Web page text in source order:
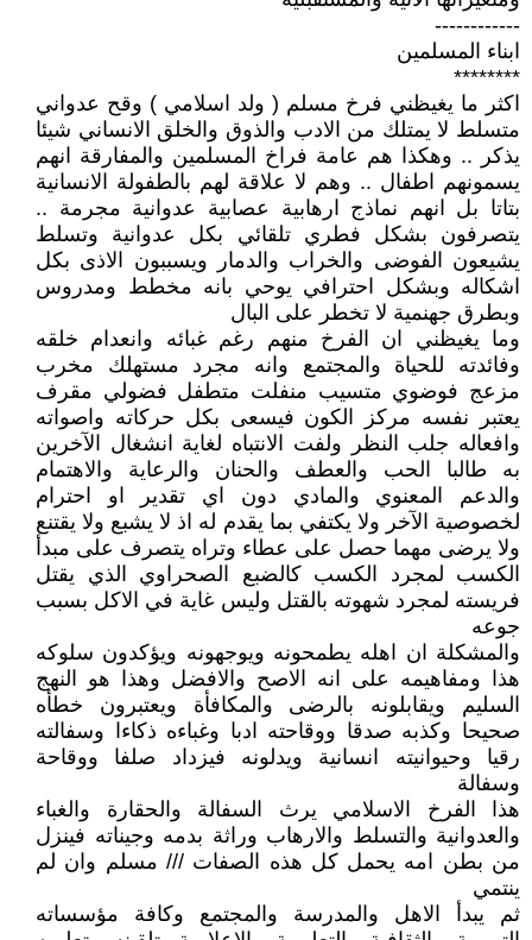
------------
ابناء المسلمين
********
اكثر ما يغيظني فرخ مسلم ( ولد اسلامي ) وقح عدواني
متسلط لا يمتلك من الادب والذوق والخلق الانساني شيئا
يذكر .. وهكذا هم عامة فراخ المسلمين والمفارقة انهم
يسمونهم اطفال .. وهم لا علاقة لهم بالطفولة الانسانية
بتاتا بل انهم نماذج ارهابية عصابية عدوانية مجرمة ..
يتصرفون بشكل فطري تلقائي بكل عدوانية وتسلط
يشيعون الفوضى والخراب والدمار ويسببون الاذى بكل
اشكاله وبشكل احترافي يوحي بانه مخطط ومدروس
وبطرق جهنمية لا تخطر على البال
وما يغيظني ان الفرخ منهم رغم غبائه وانعدام خلقه
وفائدته للحياة والمجتمع وانه مجرد مستهلك مخرب
مزعج فوضوي متسيب منفلت متطفل فضولي مقرف
يعتبر نفسه مركز الكون فيسعى بكل حركاته واصواته
وافعاله جلب النظر ولفت الانتباه لغاية انشغال الآخرين
به طالبا الحب والعطف والحنان والرعاية والاهتمام
والدعم المعنوي والمادي دون اي تقدير او احترام
لخصوصية الآخر ولا يكتفي بما يقدم له اذ لا يشبع ولا يقتنع
ولا يرضى مهما حصل على عطاء وتراه يتصرف على مبدأ
الكسب لمجرد الكسب كالضبع الصحراوي الذي يقتل
فريسته لمجرد شهوته بالقتل وليس غاية في الاكل بسبب
جوعه
والمشكلة ان اهله يطمحونه ويوجهونه ويؤكدون سلوكه
هذا ومفاهيمه على انه الاصح والافضل وهذا هو النهج
السليم ويقابلونه بالرضى والمكافأة ويعتبرون خطأه
صحيحا وكذبه صدقا ووقاحته ادبا وغباءه ذكاءا وسفالته
رقيا وحيوانيته انسانية ويدلونه فيزداد صلفا ووقاحة
وسفالة
هذا الفرخ الاسلامي يرث السفالة والحقارة والغباء
والعدوانية والتسلط والارهاب وراثة بدمه وجيناته فينزل
من بطن امه يحمل كل هذه الصفات /// مسلم وان لم
ينتمي
ثم يبدأ الاهل والمدرسة والمجتمع وكافة مؤسساته